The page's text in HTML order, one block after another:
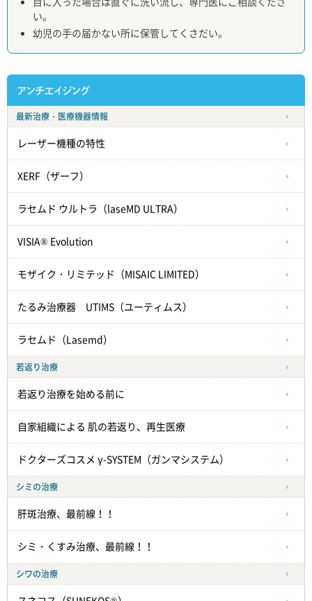
い。
幼児の手の届かない所に保管してくさだい。
最新治療・医療機器情報
レーザー機種の特性
XERF（ザーフ）
ラセムド ウルトラ（laseMD ULTRA）
VISIA® Evolution
モザイク・リミテッド（MISAIC LIMITED）
たるみ治療器 UTIMS（ユーティムス）
ラセムド（Lasemd）
若返り治療
若返り治療を始める前に
自家組織による 肌の若返り、再生医療
ドクターズコスメ γ-SYSTEM（ガンマシステム）
シミの治療
肝斑治療、最前線！！
シミ・くすみ治療、最前線！！
シワの治療